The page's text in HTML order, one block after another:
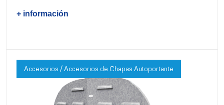
+ información
Accesorios / Accesorios de Chapas Autoportante